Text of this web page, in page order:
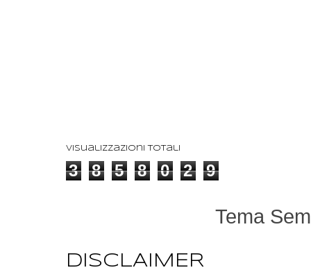
Visualizzazioni totali
3 8 5 8 0 2 9
Tema
DISCLAIMER